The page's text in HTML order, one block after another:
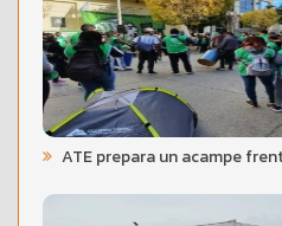
ATE prepara un acampe